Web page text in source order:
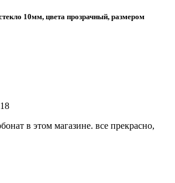
10мм, цвета прозрачный, размером
в этом магазине. все прекрасно,